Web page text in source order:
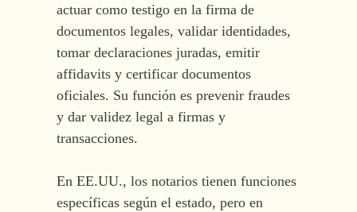
actuar como testigo en la firma de
documentos legales, validar identidades,
tomar declaraciones juradas, emitir
affidavits y certificar documentos
oficiales. Su función es prevenir fraudes
y dar validez legal a firmas y
transacciones.
En EE.UU., los notarios tienen funciones
específicas según el estado, pero en